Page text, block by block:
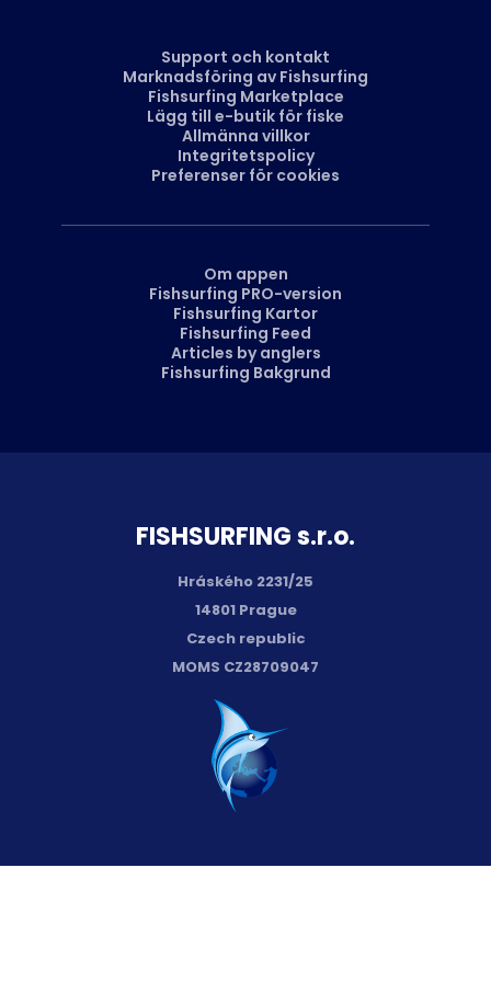
FISH­SURFING s.r.o.
Hráského 2231/25
14801 Prague
Czech republic
MOMS CZ28709047
Support och kontakt
Marknadsföring av Fishsurfing
Fishsurfing Marketplace
Lägg till e-butik för fiske
Allmänna villkor
Integritetspolicy
Preferenser för cookies
Om appen
Fishsurfing PRO-version
Fishsurfing Kartor
Fishsurfing Feed
Articles by anglers
Fishsurfing Bakgrund